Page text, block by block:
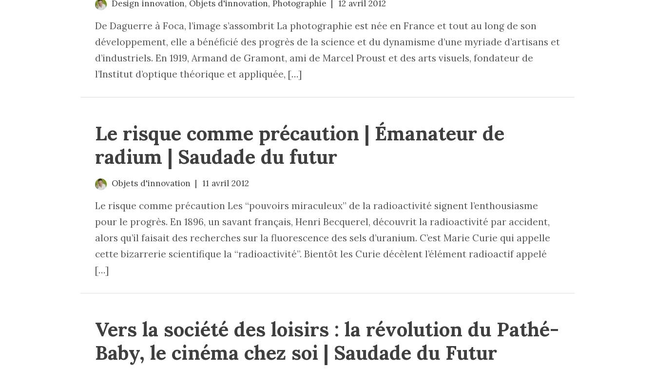
Design innovation, Objets d'innovation,Photographie 12 avril 2012
De Daguerre à Foca, l’image s’assombrit La photographie est née en France et tout au long de son
développement, elle a bénéficié des progrès de la science et du dynamisme d’une myriade d’artisans et
d’industriels. En 1919, Armand de Gramont, ami de Marcel Proust et des arts visuels, fondateur de
l’Institut d’optique théorique et appliquée, […]
Le risque comme précaution | Émanateur de
radium | Saudade du futur
Objets d'innovation 11 avril 2012
Le risque comme précaution Les “pouvoirs miraculeux” de la radioactivité signent l’enthousiasme
pour le progrès. En 1896, un savant français, Henri Becquerel, découvrit la radioactivité par accident,
alors qu’il faisait des recherches sur la fluorescence des sels d’uranium. C’est Marie Curie qui appelle
cette bizarrerie scientifique la “radioactivité”. Bientôt les Curie décèlent l’élément radioactif appelé
[…]
Vers la société des loisirs : la révolution du Pathé-
Baby, le cinéma chez soi | Saudade du Futur